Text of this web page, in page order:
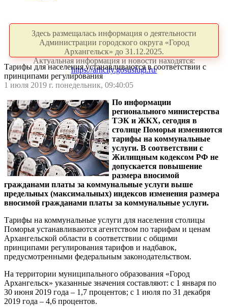
Здесь размещалась информация о деятельности
Администрации городского округа «Город
Архангельск» до 31.12.2025.
Актуальная информация и новости находятся:
https://arhcity.gosuslugi.ru/
Тарифы для населения устанавливаются в соответствии с
принципами регулирования
1 июля 2019 г. понедельник, 09:40:05
По информации
регионального министерства
ТЭК и ЖКХ, сегодня в
столице Поморья изменяются
тарифы на коммунальные
услуги. В соответствии с
Жилищным кодексом РФ не
допускается повышение
размера вносимой
гражданами платы за коммунальные услуги выше
предельных (максимальных) индексов изменения размера
вносимой гражданами платы за коммунальные услуги.
Тарифы на коммунальные услуги для населения столицы
Поморья устанавливаются агентством по тарифам и ценам
Архангельской области в соответствии с общими
принципами регулирования тарифов и надбавок,
предусмотренными федеральным законодательством.
На территории муниципального образования «Город
Архангельск» указанные значения составляют: с 1 января по
30 июня 2019 года – 1,7 процентов; с 1 июля по 31 декабря
2019 года – 4,6 процентов.